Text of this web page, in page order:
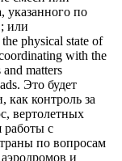
указанного по
или
physical state of
with the
matters
Это будет
как контроль за
вертолетных
работы с
по вопросам
и